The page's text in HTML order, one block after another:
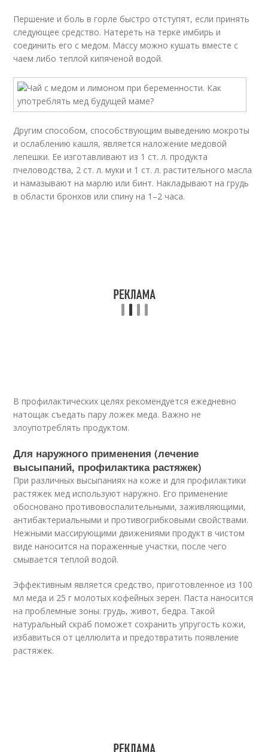
Першение и боль в горле быстро отступят, если принять
следующее средство. Натереть на терке имбирь и
соединить его с медом. Массу можно кушать вместе с
чаем либо теплой кипяченой водой.
Другим способом, способствующим выведению мокроты
и ослаблению кашля, является наложение медовой
лепешки. Ее изготавливают из 1 ст. л. продукта
пчеловодства, 2 ст. л. муки и 1 ст. л. растительного масла
и намазывают на марлю или бинт. Накладывают на грудь
в области бронхов или спину на 1–2 часа.
В профилактических целях рекомендуется ежедневно
натощак съедать пару ложек меда. Важно не
злоупотреблять продуктом.
Для наружного применения (лечение
высыпаний, профилактика растяжек)
При различных высыпаниях на коже и для профилактики
растяжек мед используют наружно. Его применение
обосновано противовоспалительными, заживляющими,
антибактериальными и противогрибковыми свойствами.
Нежными массирующими движениями продукт в чистом
виде наносится на пораженные участки, после чего
смывается теплой водой.
Эффективным является средство, приготовленное из 100
мл меда и 25 г молотых кофейных зерен. Паста наносится
на проблемные зоны: грудь, живот, бедра. Такой
натуральный скраб поможет сохранить упругость кожи,
избавиться от целлюлита и предотвратить появление
растяжек.